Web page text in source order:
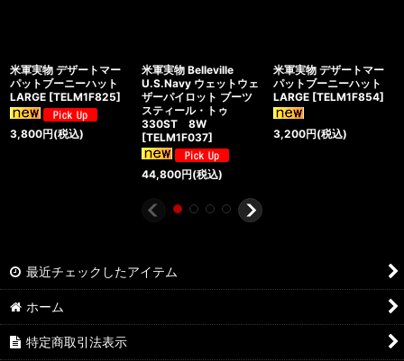
米軍実物 デザートマー
パットブーニーハット
LARGE [TELM1F825]
3,800円(税込)
米軍実物 Belleville
U.S.Navy ウェットウェ
ザーパイロット ブーツ
スティール・トゥ
330ST 8W
[TELM1F037]
44,800円(税込)
米軍実物 デザートマー
パットブーニーハット
LARGE [TELM1F854]
3,200円(税込)
最近チェックしたアイテム
ホーム
特定商取引法表示